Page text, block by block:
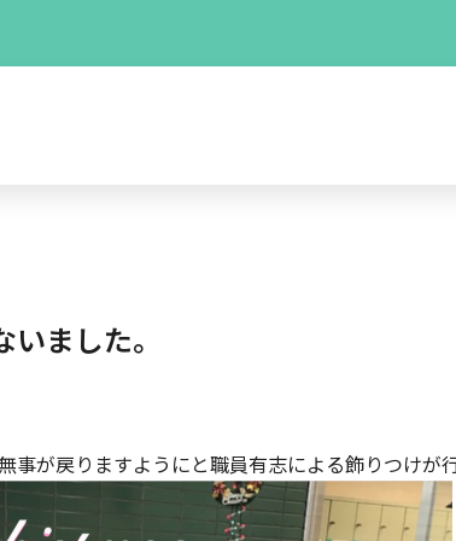
ました。
事が戻りますようにと職員有志による飾りつけが